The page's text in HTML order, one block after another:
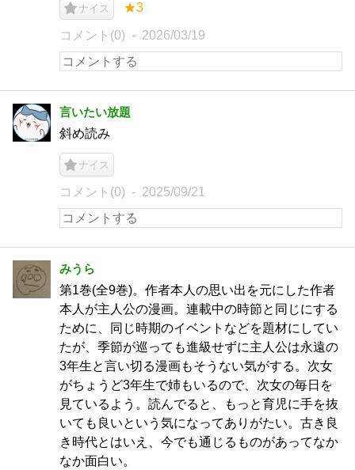
ナイス ★3
コメント(0) 2026/03/19
言いたい放題
斜め読み
ナイス
コメント(0) 2025/09/21
みうら
第1巻(全9巻)。作者本人の思い出を元にした作者
本人が主人公の漫画。連載中の時節と同じにする
ために、同じ時期のイベントなどを題材にしてい
たが、季節が巡っても進級せずに主人公は永遠の
3年生と言い切る漫画もそうない気がする。次女
がちょうど3年生で姉もいるので、次女の毎日を
見ているよう。読んでると、もっと育児に手を抜
いても良いという気になってありがたい。古き良
き時代とはいえ、今でも通じるものがあってなか
なか面白い。